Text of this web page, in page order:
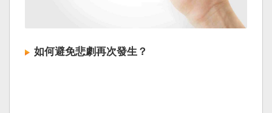
如何避免悲劇再次發生？